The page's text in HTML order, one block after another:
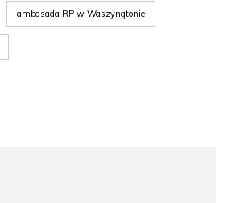
ambasada RP w Waszyngtonie